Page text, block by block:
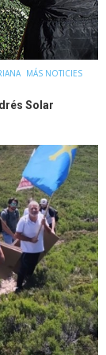
MÁS NOTICIES
Solar